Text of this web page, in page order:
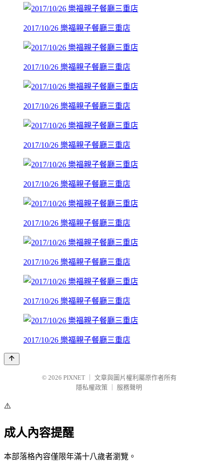
2017/10/26 樂福親子餐廳三重店
2017/10/26 樂福親子餐廳三重店
2017/10/26 樂福親子餐廳三重店
2017/10/26 樂福親子餐廳三重店
2017/10/26 樂福親子餐廳三重店
2017/10/26 樂福親子餐廳三重店
2017/10/26 樂福親子餐廳三重店
2017/10/26 樂福親子餐廳三重店
2017/10/26 樂福親子餐廳三重店
© 2026 PIXNET
文章與圖片權利屬原作者所有
隱私權政策
服務聲明
⚠️
成人內容提醒
本部落格內容僅限年滿十八歲者瀏覽。